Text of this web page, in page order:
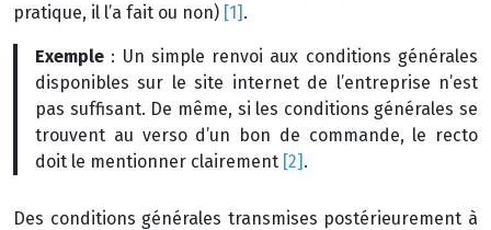
pratique, il l’a fait ou non) [1] .
Exemple : Un simple renvoi aux conditions générales
disponibles sur le site internet de l’entreprise n’est
pas suffisant. De même, si les conditions générales se
trouvent au verso d’un bon de commande, le recto
doit le mentionner clairement [2] .
Des conditions générales transmises postérieurement à